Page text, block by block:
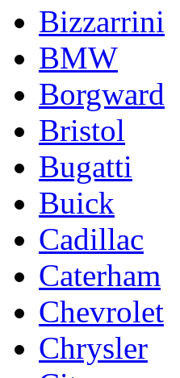
Bizzarrini
BMW
Borgward
Bristol
Bugatti
Buick
Cadillac
Caterham
Chevrolet
Chrysler